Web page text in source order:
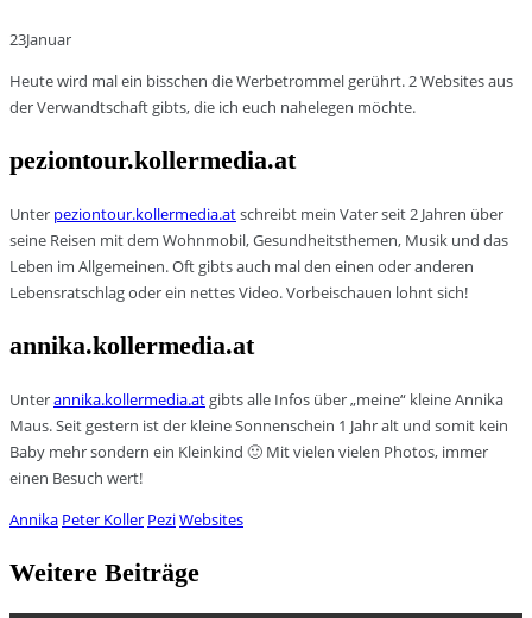
23Januar
Heute wird mal ein bisschen die Werbetrommel gerührt. 2 Websites aus
der Verwandtschaft gibts, die ich euch nahelegen möchte.
peziontour.kollermedia.at
Unter peziontour.kollermedia.atschreibt mein Vater seit 2 Jahren über
seine Reisen mit dem Wohnmobil, Gesundheitsthemen, Musik und das
Leben im Allgemeinen. Oft gibts auch mal den einen oder anderen
Lebensratschlag oder ein nettes Video. Vorbeischauen lohnt sich!
annika.kollermedia.at
Unterannika.kollermedia.at gibts alle Infos über „meine“ kleine Annika
Maus. Seit gestern ist der kleine Sonnenschein 1 Jahr alt und somit kein
Baby mehr sondern ein Kleinkind 🙂 Mit vielen vielen Photos, immer
einen Besuch wert!
Annika Peter Koller PeziWebsites
Weitere Beiträge